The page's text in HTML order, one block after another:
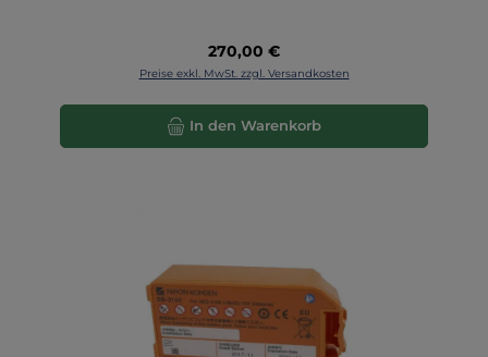
Regulärer Preis:
270,00 €
Preise exkl. MwSt. zzgl. Versandkosten
In den Warenkorb